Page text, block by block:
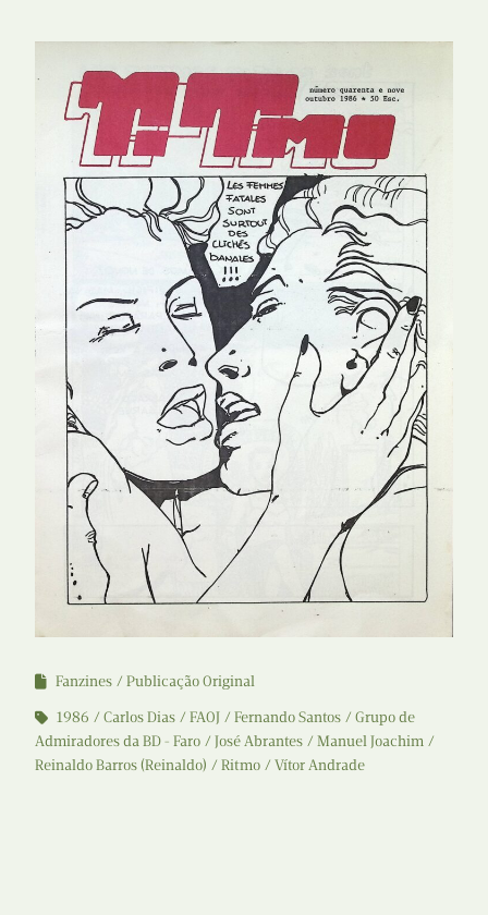
Fanzines
Publicação Original
1986
Carlos Dias FAOJ Fernando Santos
Grupo de
Admiradores da BD - Faro
José Abrantes
Manuel Joachim
Reinaldo Barros (Reinaldo)
Ritmo Vítor Andrade